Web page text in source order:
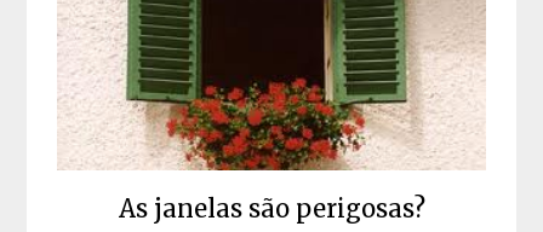
As janelas são perigosas?